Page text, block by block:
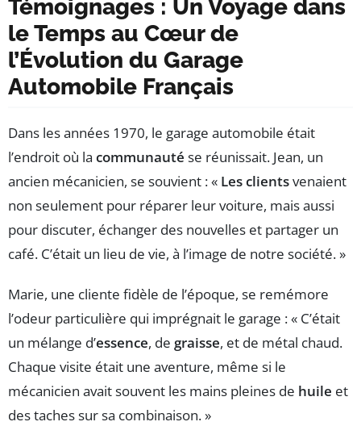
Témoignages : Un Voyage dans
le Temps au Cœur de
l’Évolution du Garage
Automobile Français
Dans les années 1970, le garage automobile était
l’endroit où la communauté se réunissait. Jean, un
ancien mécanicien, se souvient : « Les clientsvenaient
non seulement pour réparer leur voiture, mais aussi
pour discuter, échanger des nouvelles et partager un
café. C’était un lieu de vie, à l’image de notre société. »
Marie, une cliente fidèle de l’époque, se remémore
l’odeur particulière qui imprégnait le garage : « C’était
un mélange d’essence, de graisse, et de métal chaud.
Chaque visite était une aventure, même si le
mécanicien avait souvent les mains pleines de huile et
des taches sur sa combinaison. »